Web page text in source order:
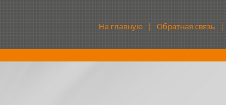
На главную | Обратная связь |